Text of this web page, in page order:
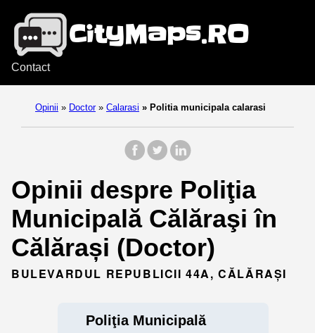
Contact
Opinii » Doctor » Calarasi » Politia municipala calarasi
Opinii despre Poliţia
Municipală Călăraşi în
Călărași (Doctor)
BULEVARDUL REPUBLICII 44A, CĂLĂRAȘI
Poliţia Municipală